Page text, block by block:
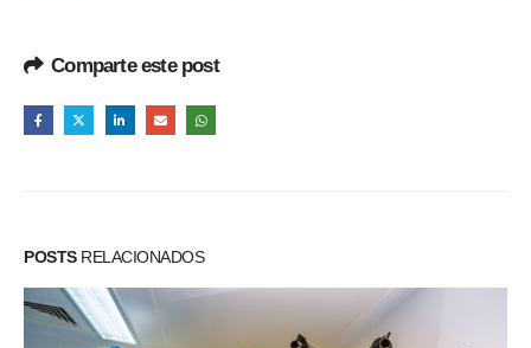
Comparte este post
POSTSRELACIONADOS